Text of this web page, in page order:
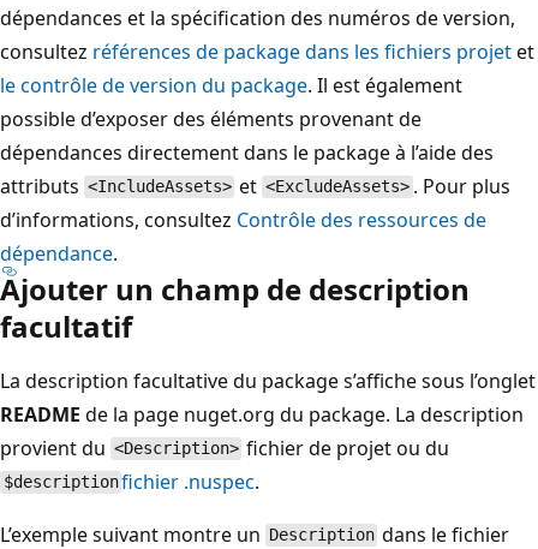
dépendances et la spécification des numéros de version,
consultez références de package dans les fichiers projetet
le contrôle de version du package. Il est également
possible d’exposer des éléments provenant de
dépendances directement dans le package à l’aide des
attributs <IncludeAssets> et <ExcludeAssets> . Pour plus
d’informations, consultez Contrôle des ressources de
dépendance.
Ajouter un champ de description
facultatif
La description facultative du package s’affiche sous l’onglet
README de la page nuget.org du package. La description
provient du <Description> fichier de projet ou du
$descriptionfichier .nuspec.
L’exemple suivant montre un Description dans le fichier